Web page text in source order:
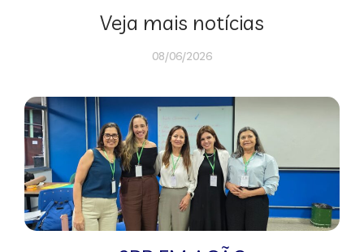
Veja mais notícias
08/06/2026